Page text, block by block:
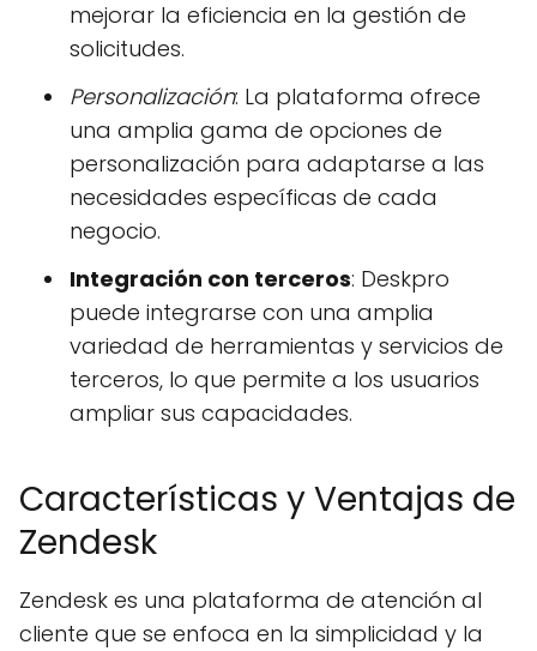
mejorar la eficiencia en la gestión de
solicitudes.
Personalización: La plataforma ofrece
una amplia gama de opciones de
personalización para adaptarse a las
necesidades específicas de cada
negocio.
Integración con terceros: Deskpro
puede integrarse con una amplia
variedad de herramientas y servicios de
terceros, lo que permite a los usuarios
ampliar sus capacidades.
Características y Ventajas de
Zendesk
Zendesk es una plataforma de atención al
cliente que se enfoca en la simplicidad y la